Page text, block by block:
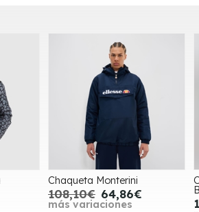
Conjunto de Punto Blanco
Breathe
100,00€